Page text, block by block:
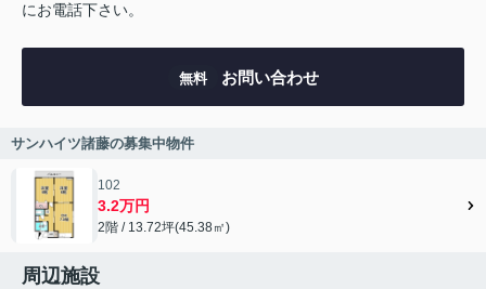
にお電話下さい。
無料 お問い合わせ
サンハイツ諸藤の募集中物件
102
3.2万円
2階 / 13.72坪(45.38㎡)
周辺施設